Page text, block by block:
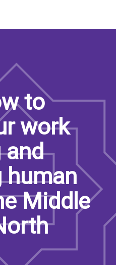
to
work
Middle